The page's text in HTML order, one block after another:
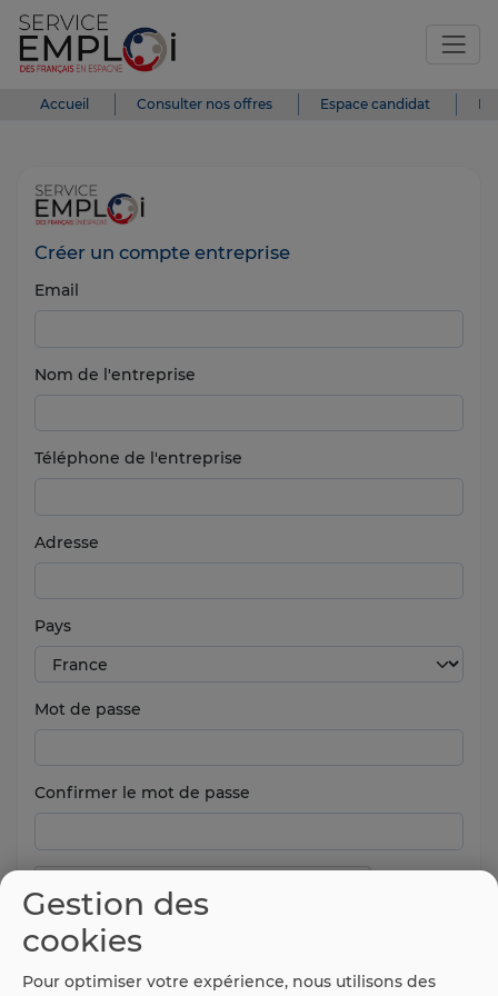
Accueil Consulter nos offres Espace candidat
Créer un compte entreprise
Email
Nom de l'entreprise
Téléphone de l'entreprise
Adresse
Pays
Mot de passe
Confirmer le mot de passe
Gestion des
cookies
Pour optimiser votre expérience, nous utilisons des